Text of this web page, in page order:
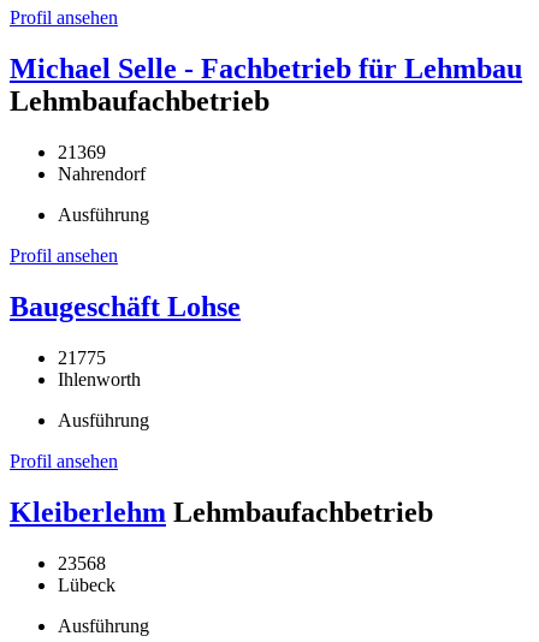
Profil ansehen
Michael Selle - Fachbetrieb für Lehmbau
Lehmbaufachbetrieb
21369
Nahrendorf
Ausführung
Profil ansehen
Baugeschäft Lohse
21775
Ihlenworth
Ausführung
Profil ansehen
Kleiberlehm Lehmbaufachbetrieb
23568
Lübeck
Ausführung